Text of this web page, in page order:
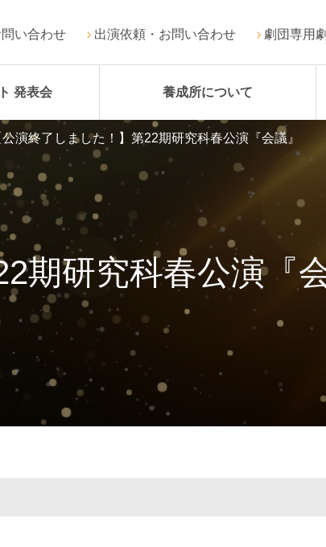
い合わせ 出演依頼・お問い合わせ 劇団専用
発表会 養成所について
期研究科春公演『
公演終了しました！】第22期研究科春公演『会議』